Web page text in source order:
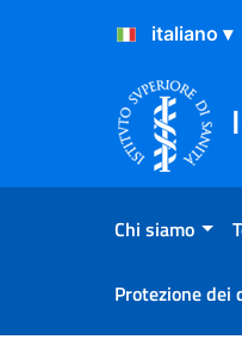
Salta al Contenuto
Salta al Footer
Chi siamo
Protezione dei